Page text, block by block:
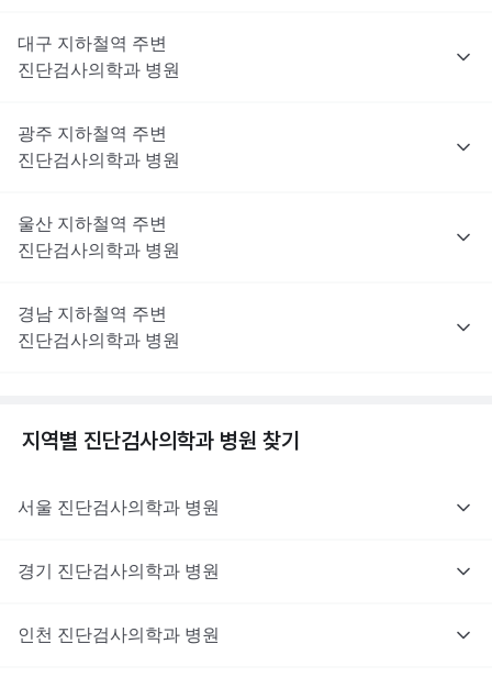
대구 지하철역 주변
진단검사의학과 병원
광주 지하철역 주변
진단검사의학과 병원
울산 지하철역 주변
진단검사의학과 병원
경남 지하철역 주변
진단검사의학과 병원
지역별 진단검사의학과 병원 찾기
서울 진단검사의학과 병원
경기 진단검사의학과 병원
인천 진단검사의학과 병원